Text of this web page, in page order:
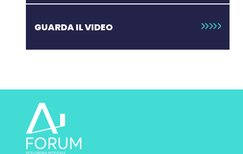
GUARDA IL VIDEO